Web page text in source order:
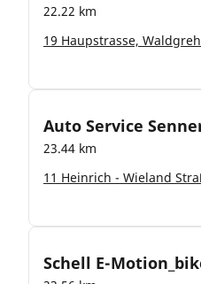
22.22 km
Auto Service
23.44 km
Schell E-